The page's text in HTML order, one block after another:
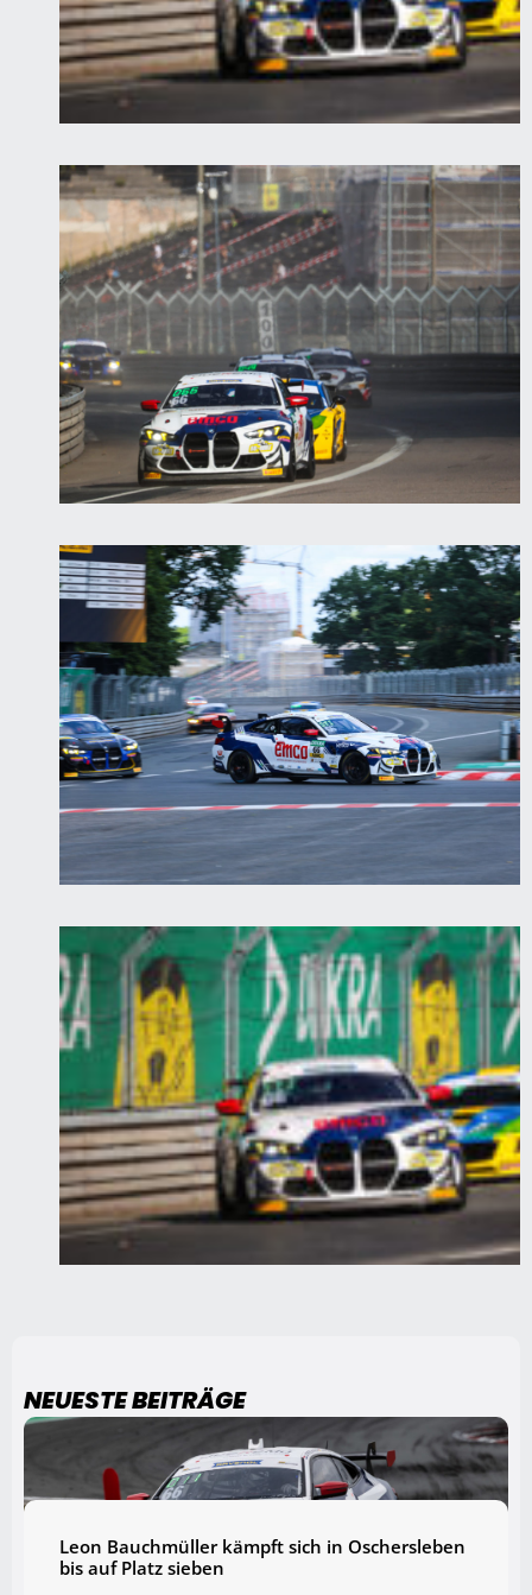
NEUESTE BEITRÄGE
Leon Bauchmüller kämpft sich in Oschersleben
bis auf Platz sieben